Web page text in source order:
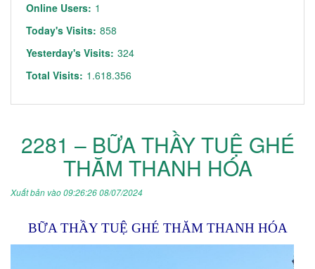
Online Users: 1
Today's Visits: 858
Yesterday's Visits: 324
Total Visits: 1.618.356
2281 – BỮA THẦY TUỆ GHÉ
THĂM THANH HÓA
Xuất bản vào 09:26:26 08/07/2024
BỮA THẦY TUỆ GHÉ THĂM THANH HÓA